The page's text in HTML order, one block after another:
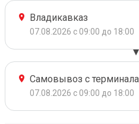
Владикавказ
07.08.2026 с 09:00 до 18:00
Самовывоз с
07.08.2026 с 09:00 до 18:00